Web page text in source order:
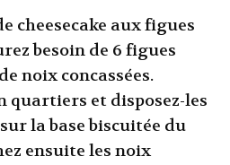
cheesecake aux figues
besoin de 6 figues
noix concassées.
quartiers et disposez-les
la base biscuitée du
ensuite les noix